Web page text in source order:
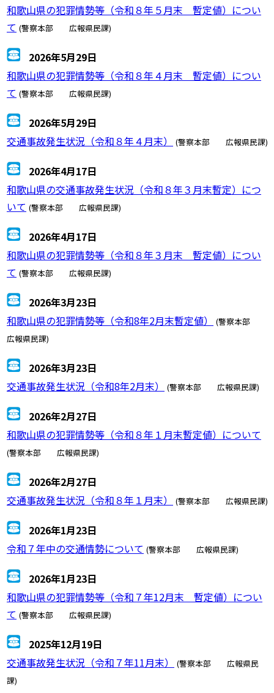
和歌山県の犯罪情勢等（令和８年５月末 暫定値）につい
て (警察本部 広報県民課)
2026年5月29日
和歌山県の犯罪情勢等（令和８年４月末 暫定値）につい
て (警察本部 広報県民課)
2026年5月29日
交通事故発生状況（令和８年４月末）
(警察本部 広報県民課)
2026年4月17日
和歌山県の交通事故発生状況（令和８年３月末暫定）につ
いて (警察本部 広報県民課)
2026年4月17日
和歌山県の犯罪情勢等（令和８年３月末 暫定値）につい
て (警察本部 広報県民課)
2026年3月23日
和歌山県の犯罪情勢等（令和8年2月末暫定値）
(警察本部
広報県民課)
2026年3月23日
交通事故発生状況（令和8年2月末）
(警察本部 広報県民課)
2026年2月27日
和歌山県の犯罪情勢等（令和８年１月末暫定値）について
(警察本部 広報県民課)
2026年2月27日
交通事故発生状況（令和８年１月末）
(警察本部 広報県民課)
2026年1月23日
令和７年中の交通情勢について (警察本部 広報県民課)
2026年1月23日
和歌山県の犯罪情勢等（令和７年12月末 暫定値）につい
て (警察本部 広報県民課)
2025年12月19日
交通事故発生状況（令和７年11月末）
(警察本部 広報県民
課)